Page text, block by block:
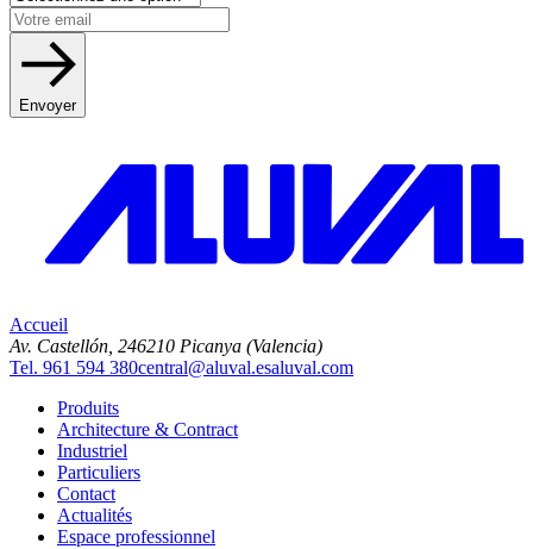
Envoyer
Accueil
Av. Castellón, 246210 Picanya (Valencia)
Tel. 961 594 380central@aluval.esaluval.com
Produits
Architecture & Contract
Industriel
Particuliers
Contact
Actualités
Espace professionnel